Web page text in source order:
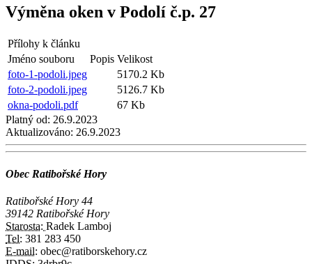
Výměna oken v Podolí č.p. 27
Přílohy k článku
Jméno souboru
Popis Velikost
foto-1-podoli.jpeg
5170.2 Kb
foto-2-podoli.jpeg
5126.7 Kb
okna-podoli.pdf
67 Kb
Platný od: 26.9.2023
Aktualizováno: 26.9.2023
Obec Ratibořské Hory
Ratibořské Hory 44
39142 Ratibořské Hory
Starosta: Radek Lamboj
Tel: 381 283 450
E-mail: obec@ratiborskehory.cz